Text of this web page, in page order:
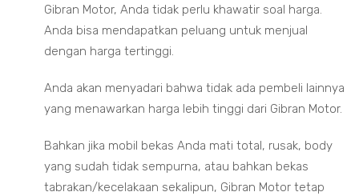
Gibran Motor, Anda tidak perlu khawatir soal harga.
Anda bisa mendapatkan peluang untuk menjual
dengan harga tertinggi.
Anda akan menyadari bahwa tidak ada pembeli lainnya
yang menawarkan harga lebih tinggi dari Gibran Motor.
Bahkan jika mobil bekas Anda mati total, rusak, body
yang sudah tidak sempurna, atau bahkan bekas
tabrakan/kecelakaan sekalipun, Gibran Motor tetap